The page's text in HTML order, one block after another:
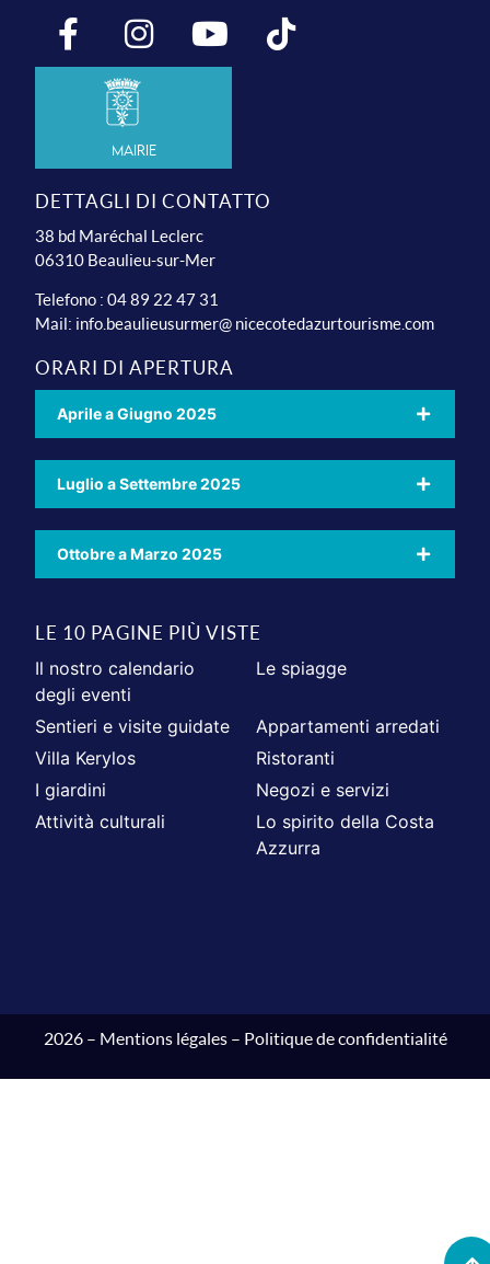
Mairie
DETTAGLI DI CONTATTO
38 bd Maréchal Leclerc
06310 Beaulieu-sur-Mer
Telefono : 04 89 22 47 31
Mail: info.beaulieusurmer@ nicecotedazurtourisme.com
ORARI DI APERTURA
Aprile a Giugno 2025
Luglio a Settembre 2025
Ottobre a Marzo 2025
LE 10 PAGINE PIÙ VISTE
Il nostro calendario
degli eventi
Le spiagge
Sentieri e visite guidate
Appartamenti arredati
Villa Kerylos
Ristoranti
I giardini
Negozi e servizi
Attività culturali
Lo spirito della Costa
Azzurra
2026 – Mentions légales– Politique de confidentialité